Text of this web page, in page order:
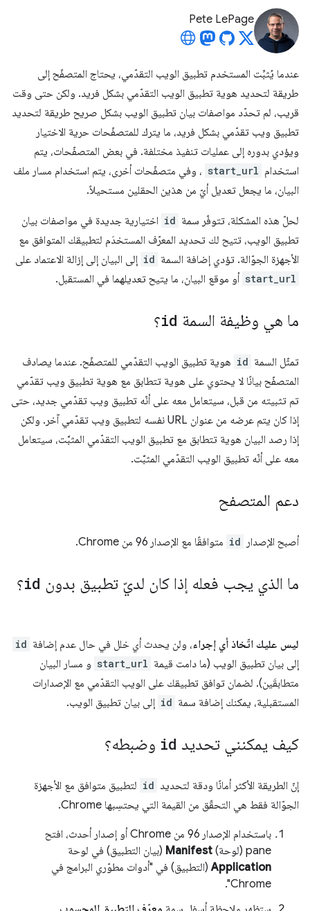
Pete LePage
عندما يُثبِّت المستخدم تطبيق الويب التقدّمي، يحتاج المتصفّح إلى
طريقة لتحديد هوية تطبيق الويب التقدّمي بشكل فريد. ولكن حتى وقت
قريب، لم تحدّد مواصفات بيان تطبيق الويب بشكل صريح طريقة لتحديد
تطبيق ويب تقدّمي بشكل فريد، ما يترك للمتصفّحات حرية الاختيار
ويؤدي بدوره إلى عمليات تنفيذ مختلفة. في بعض المتصفّحات، يتم
استخدام start_url ، وفي متصفّحات أخرى، يتم استخدام مسار ملف
البيان، ما يجعل تعديل أيّ من هذين الحقلين مستحيلاً.
لحلّ هذه المشكلة، تتوفّر سمة id اختيارية جديدة في مواصفات بيان
تطبيق الويب، تتيح لك تحديد المعرّف المستخدَم لتطبيقك المتوافق مع
الأجهزة الجوّالة. تؤدي إضافة السمة id إلى البيان إلى إزالة الاعتماد على
start_url أو موقع البيان، ما يتيح تعديلهما في المستقبل.
ما هي وظيفة السمة id؟
تمثّل السمة id هوية تطبيق الويب التقدّمي للمتصفّح. عندما يصادف
المتصفّح بيانًا لا يحتوي على هوية تتطابق مع هوية تطبيق ويب تقدّمي
تم تثبيته من قبل، سيتعامل معه على أنّه تطبيق ويب تقدّمي جديد، حتى
إذا كان يتم عرضه من عنوان URL نفسه لتطبيق ويب تقدّمي آخر. ولكن
إذا رصد البيان هوية تتطابق مع تطبيق الويب التقدّمي المثبَّت، سيتعامل
معه على أنّه تطبيق الويب التقدّمي المثبَّت.
دعم المتصفح
أصبح الإصدار id متوافقًا مع الإصدار 96 من Chrome.
ما الذي يجب فعله إذا كان لديّ تطبيق بدون id؟
ليس عليك اتّخاذ أي إجراء، ولن يحدث أي خلل في حال عدم إضافة id
إلى بيان تطبيق الويب (ما دامت قيمة start_url و مسار البيان
متطابقَين). لضمان توافق تطبيقك على الويب التقدّمي مع الإصدارات
المستقبلية، يمكنك إضافة سمة id إلى بيان تطبيق الويب.
كيف يمكنني تحديد id وضبطه؟
إنّ الطريقة الأكثر أمانًا ودقة لتحديد id لتطبيق متوافق مع الأجهزة
الجوّالة فقط هي التحقّق من القيمة التي يحتسِبها Chrome.
باستخدام الإصدار 96 من Chrome أو إصدار أحدث، افتح
pane (لوحة)
Manifest (بيان التطبيق) في لوحة
Application(التطبيق) في "أدوات مطوّري البرامج في
Chrome".